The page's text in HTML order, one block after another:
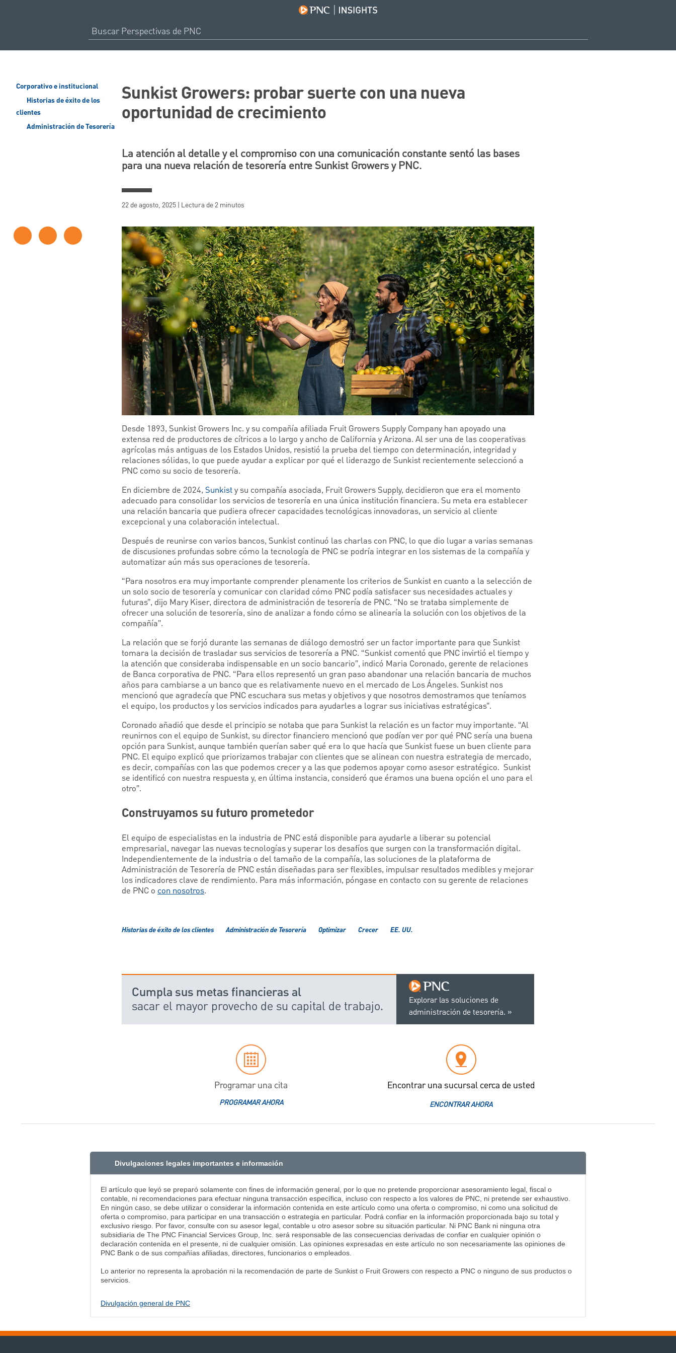
Corporativo e institucional
Historias de éxito de los
clientes
Administración de Tesorería
Sunkist Growers: probar suerte con una nueva
oportunidad de crecimiento
La atención al detalle y el compromiso con una comunicación constante sentó las bases
para una nueva relación de tesorería entre Sunkist Growers y PNC.
22 de agosto, 2025 | Lectura de 2 minutos
Desde 1893, Sunkist Growers Inc. y su compañía afiliada Fruit Growers Supply Company han apoyado una
extensa red de productores de cítricos a lo largo y ancho de California y Arizona. Al ser una de las cooperativas
agrícolas más antiguas de los Estados Unidos, resistió la prueba del tiempo con determinación, integridad y
relaciones sólidas, lo que puede ayudar a explicar por qué el liderazgo de Sunkist recientemente seleccionó a
PNC como su socio de tesorería.
En diciembre de 2024, Sunkisty su compañía asociada, Fruit Growers Supply, decidieron que era el momento
adecuado para consolidar los servicios de tesorería en una única institución financiera. Su meta era establecer
una relación bancaria que pudiera ofrecer capacidades tecnológicas innovadoras, un servicio al cliente
excepcional y una colaboración intelectual.
Después de reunirse con varios bancos, Sunkist continuó las charlas con PNC, lo que dio lugar a varias semanas
de discusiones profundas sobre cómo la tecnología de PNC se podría integrar en los sistemas de la compañía y
automatizar aún más sus operaciones de tesorería.
“Para nosotros era muy importante comprender plenamente los criterios de Sunkist en cuanto a la selección de
un solo socio de tesorería y comunicar con claridad cómo PNC podía satisfacer sus necesidades actuales y
futuras”, dijo Mary Kiser, directora de administración de tesorería de PNC. “No se trataba simplemente de
ofrecer una solución de tesorería, sino de analizar a fondo cómo se alinearía la solución con los objetivos de la
compañía”.
La relación que se forjó durante las semanas de diálogo demostró ser un factor importante para que Sunkist
tomara la decisión de trasladar sus servicios de tesorería a PNC. “Sunkist comentó que PNC invirtió el tiempo y
la atención que consideraba indispensable en un socio bancario”, indicó Maria Coronado, gerente de relaciones
de Banca corporativa de PNC. “Para ellos representó un gran paso abandonar una relación bancaria de muchos
años para cambiarse a un banco que es relativamente nuevo en el mercado de Los Ángeles. Sunkist nos
mencionó que agradecía que PNC escuchara sus metas y objetivos y que nosotros demostramos que teníamos
el equipo, los productos y los servicios indicados para ayudarles a lograr sus iniciativas estratégicas”.
Coronado añadió que desde el principio se notaba que para Sunkist la relación es un factor muy importante. “Al
reunirnos con el equipo de Sunkist, su director financiero mencionó que podían ver por qué PNC sería una buena
opción para Sunkist, aunque también querían saber qué era lo que hacía que Sunkist fuese un buen cliente para
PNC. El equipo explicó que priorizamos trabajar con clientes que se alinean con nuestra estrategia de mercado,
es decir, compañías con las que podemos crecer y a las que podemos apoyar como asesor estratégico. Sunkist
se identificó con nuestra respuesta y, en última instancia, consideró que éramos una buena opción el uno para el
otro”.
Construyamos su futuro prometedor
El equipo de especialistas en la industria de PNC está disponible para ayudarle a liberar su potencial
empresarial, navegar las nuevas tecnologías y superar los desafíos que surgen con la transformación digital.
Independientemente de la industria o del tamaño de la compañía, las soluciones de la plataforma de
Administración de Tesorería de PNC están diseñadas para ser flexibles, impulsar resultados medibles y mejorar
los indicadores clave de rendimiento. Para más información, póngase en contacto con su gerente de relaciones
de PNC o con nosotros.
Historias de éxito de los clientes Administración de Tesorería Optimizar Crecer EE. UU.
Explorar las soluciones de
administración de tesorería.
Cumpla sus metas financieras al
sacar el mayor provecho de su capital de trabajo.
Programar una cita
PROGRAMAR AHORA
Encontrar una sucursal cerca de usted
ENCONTRAR AHORA
Divulgaciones legales importantes e información
El artículo que leyó se preparó solamente con fines de información general, por lo que no pretende proporcionar asesoramiento legal, fiscal o
contable, ni recomendaciones para efectuar ninguna transacción específica, incluso con respecto a los valores de PNC, ni pretende ser exhaustivo.
En ningún caso, se debe utilizar o considerar la información contenida en este artículo como una oferta o compromiso, ni como una solicitud de
oferta o compromiso, para participar en una transacción o estrategia en particular. Podrá confiar en la información proporcionada bajo su total y
exclusivo riesgo. Por favor, consulte con su asesor legal, contable u otro asesor sobre su situación particular. Ni PNC Bank ni ninguna otra
subsidiaria de The PNC Financial Services Group, Inc. será responsable de las consecuencias derivadas de confiar en cualquier opinión o
declaración contenida en el presente, ni de cualquier omisión. Las opiniones expresadas en este artículo no son necesariamente las opiniones de
PNC Bank o de sus compañías afiliadas, directores, funcionarios o empleados.
Lo anterior no representa la aprobación ni la recomendación de parte de Sunkist o Fruit Growers con respecto a PNC o ninguno de sus productos o
servicios.
Divulgación general de PNC